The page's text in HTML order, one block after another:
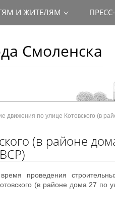
Смоленска
И ЖИТЕЛЯМ
движения по улице Котовского (в
(в районе
проведения
(в районе дома 27 по